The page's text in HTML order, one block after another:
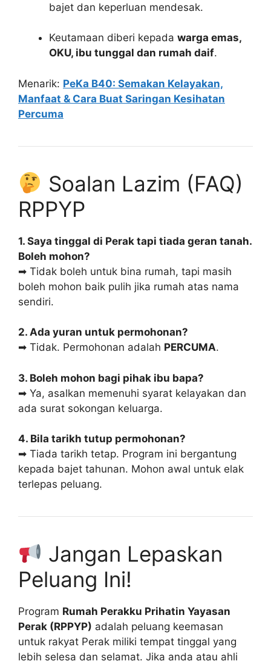
bajet dan keperluan mendesak.
Keutamaan diberi kepada warga emas,
OKU, ibu tunggal dan rumah daif.
Menarik: PeKa B40: Semakan Kelayakan,
Manfaat & Cara Buat Saringan Kesihatan
Percuma
Soalan Lazim (FAQ)
RPPYP
1. Saya tinggal di Perak tapi tiada geran tanah.
Boleh mohon?
➡ Tidak boleh untuk bina rumah, tapi masih
boleh mohon baik pulih jika rumah atas nama
sendiri.
2. Ada yuran untuk permohonan?
➡ Tidak. Permohonan adalah PERCUMA.
3. Boleh mohon bagi pihak ibu bapa?
➡ Ya, asalkan memenuhi syarat kelayakan dan
ada surat sokongan keluarga.
4. Bila tarikh tutup permohonan?
➡ Tiada tarikh tetap. Program ini bergantung
kepada bajet tahunan. Mohon awal untuk elak
terlepas peluang.
Jangan Lepaskan
Peluang Ini!
Program Rumah Perakku Prihatin Yayasan
Perak (RPPYP) adalah peluang keemasan
untuk rakyat Perak miliki tempat tinggal yang
lebih selesa dan selamat. Jika anda atau ahli